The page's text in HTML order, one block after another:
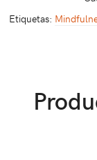
Etiquetas: